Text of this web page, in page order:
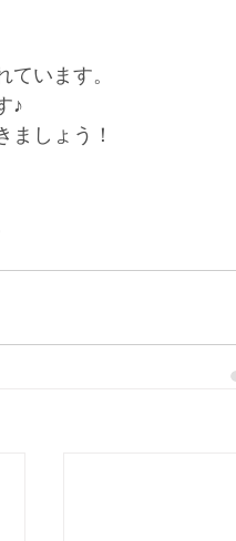
います。
♪
しょう！